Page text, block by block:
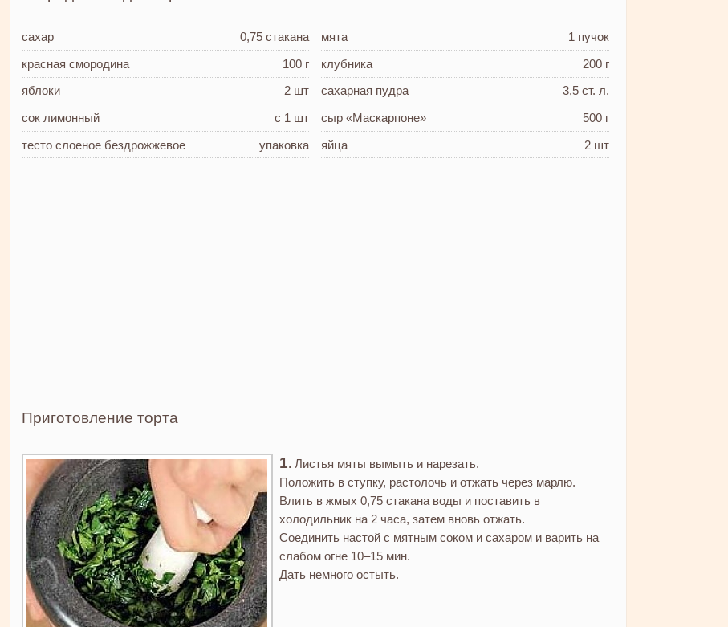
сахар
0,75 стакана
красная смородина
100 г
яблоки
2 шт
сок лимонный
с 1 шт
тесто слоеное бездрожжевое упаковка
мята
1 пучок
клубника
200 г
сахарная пудра
3,5 ст. л.
сыр «Маскарпоне»
500 г
яйца
2 шт
Приготовление торта
Листья мяты вымыть и нарезать.
Положить в ступку, растолочь и отжать через марлю.
Влить в жмых 0,75 стакана воды и поставить в
холодильник на 2 часа, затем вновь отжать.
Соединить настой с мятным соком и сахаром и варить на
слабом огне 10–15 мин.
Дать немного остыть.